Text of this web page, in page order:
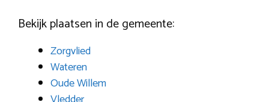
Bekijk plaatsen in de gemeente:
Zorgvlied
Wateren
Oude Willem